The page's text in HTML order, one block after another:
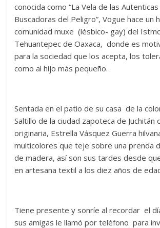
conocida como “La Vela de las
Buscadoras del Peligro”, Vogue hace un
comunidad muxe (lésbico- gay) del
Tehuantepec de Oaxaca, donde es
para la sociedad que los acepta, los
como al hijo más pequeño.
Sentada en el patio de su casa de la
Saltillo de la ciudad zapoteca de Juchitán
originaria, Estrella Vásquez Guerra
multicolores que teje sobre una prenda
de madera, así son sus tardes desde
en artesana textil a los diez años de
Tiene presente y sonríe al recordar el
sus amigas le llamó por teléfono para